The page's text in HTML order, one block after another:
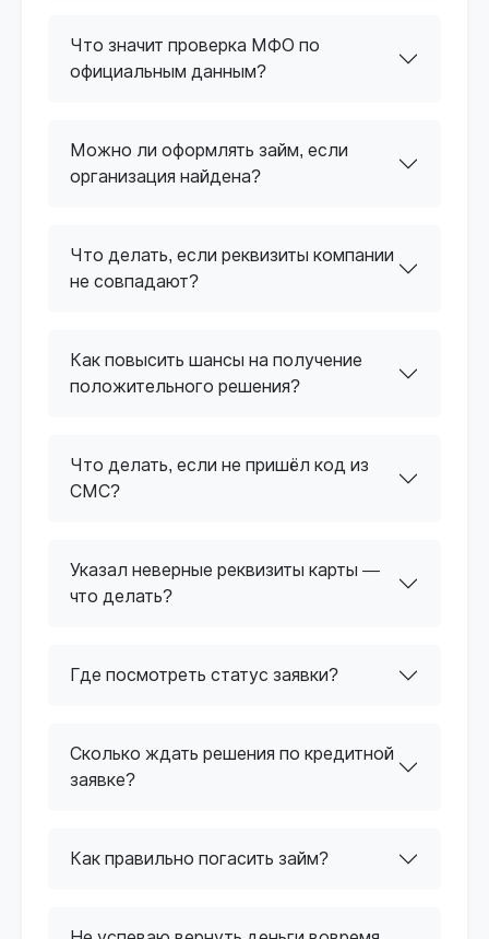
Что значит проверка МФО по
официальным данным?
Можно ли оформлять займ, если
организация найдена?
Что делать, если реквизиты компании
не совпадают?
Как повысить шансы на получение
положительного решения?
Что делать, если не пришёл код из
СМС?
Указал неверные реквизиты карты —
что делать?
Где посмотреть статус заявки?
Сколько ждать решения по кредитной
заявке?
Как правильно погасить займ?